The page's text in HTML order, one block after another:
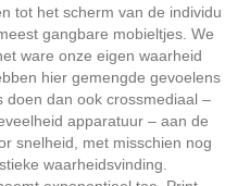
tot het scherm van de individu
gangbare mobieltjes. We
ware onze eigen waarheid
hier gemengde gevoelens
doen dan ook crossmediaal –
apparatuur – aan de
snelheid, met misschien nog
waarheidsvinding.